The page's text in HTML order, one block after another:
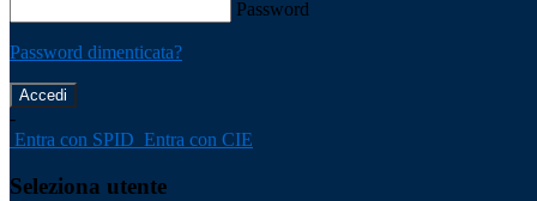
Password
Password dimenticata?
-
Entra con SPID Entra con CIE
Seleziona utente